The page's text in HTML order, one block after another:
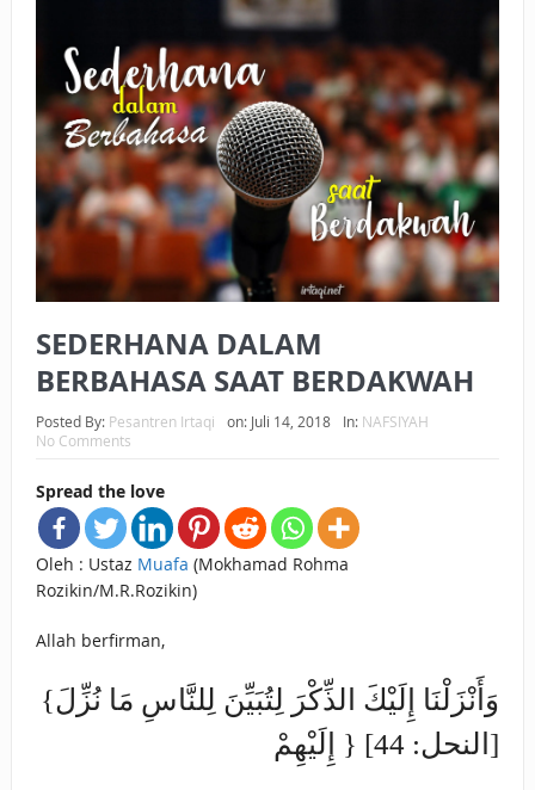
SEBELUM TIBA SAAT WAJIB?
HAKIKAT NIKMAT DI DUNIA!
BAGAIMANA CARA MEMBAYAR ZAKAT UANG?
UANG HARAM BISA MENJADI HALAL JIKA SEBAB
KEPEMILIKANNYA BERUBAH
ISTIDLAL BATIL VS ISTIDLAL SYAR’I
BAHASA CINTA KARENA ALLAH
HUKUM MEMBAYAR ZAKAT DENGAN CARA MENGANGSUR
HUKUM MEMBAYAR ZAKAT KEPADA KERABAT SENDIRI
SEDERHANA DALAM
BERBAHASA SAAT BERDAKWAH
Posted By: Pesantren Irtaqi on: Juli 14, 2018 In: NAFSIYAH
No Comments
Spread the love
Oleh : Ustaz Muafa (Mokhamad Rohma
Rozikin/M.R.Rozikin)
Allah berfirman,
{وَأَنْزَلْنَا إِلَيْكَ الذِّكْرَ لِتُبَيِّنَ لِلنَّاسِ مَا نُزِّلَ
إِلَيْهِمْ } [النحل: 44]